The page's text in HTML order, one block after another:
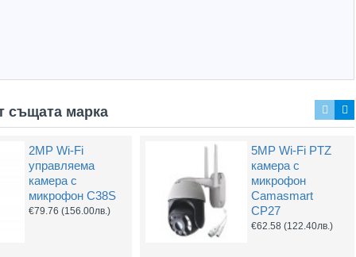
4G LTE Wi-Tek
WI-LTE115-O(V2)
модем-рутер
€68.40(133.77лв.)
BNC Kонектор с
Винт
€0.61(1.20лв.)
същата марка
2MP Wi-Fi
управляема
камера с
микрофон C38S
€79.76 (156.00лв.)
5MP Wi-Fi PTZ
камера с
микрофон
Camasmart
CP27
€62.58 (122.40лв.)